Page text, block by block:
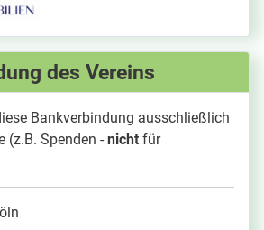
des Vereins
Bankverbindung ausschließlich
(z.B. Spenden - nicht für